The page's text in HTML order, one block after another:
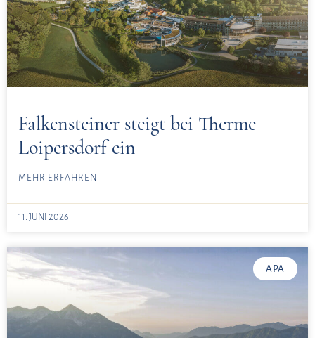
Falkensteiner steigt bei Therme
Loipersdorf ein
MEHR ERFAHREN
11. JUNI 2026
APA